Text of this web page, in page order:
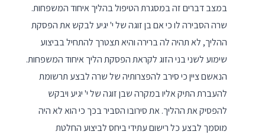
במצב דברים זה במסגרת הטיפול בהליך איחוד המשפחות.
שרה הסבירה לו כי אם בן זוגה של י' יגיע לבקש את הפסקת
ההליך, לא תהיה לה ברירה והיא תצטרך להתחיל בביצוע
שימוע לשני בני הזוג לקראת הפסקת הליך איחוד המשפחות.
הנאשם ציין כי סירב להפצרותיה של שרה לבצע תרשומת
להעברת התיק אליו במקרה שבן זוגה של י' יגיע ויבקש
להפסיק את ההליך. את סירובו הסביר בכך כי הוא לא היה
מוסמך לבצע כל רישום עתידי ביחס לביצוע החלטת